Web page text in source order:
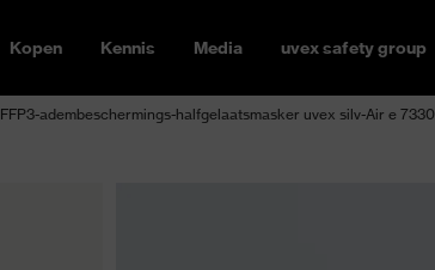
Kopen Kennis Media uvex safety group
FFP3-adembeschermings-halfgelaatsmasker uvex silv-Air e 7330